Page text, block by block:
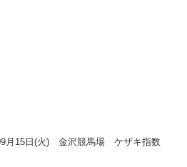
月15日(火) 金沢競馬場 ケザキ指数